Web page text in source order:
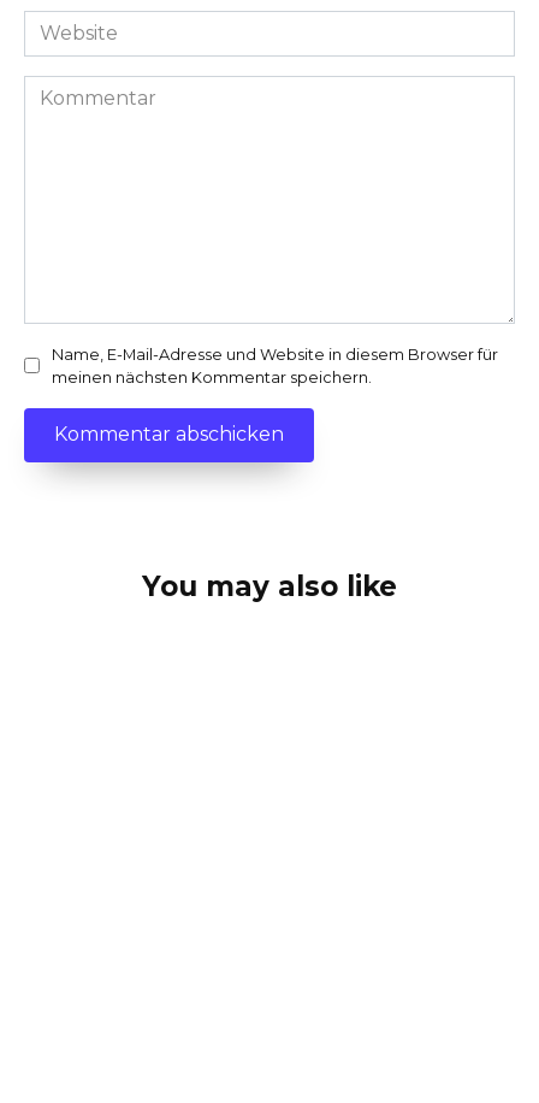
Adresse
Website
Kommentar
Name, E-Mail-Adresse und Website in diesem Browser für
meinen nächsten Kommentar speichern.
You may also like